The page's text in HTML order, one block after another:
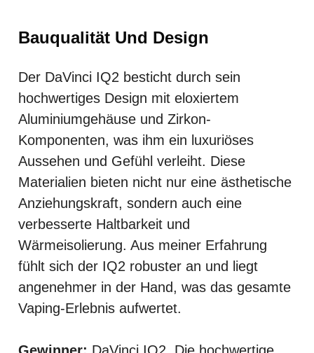
Bauqualität Und Design
Der DaVinci IQ2 besticht durch sein
hochwertiges Design mit eloxiertem
Aluminiumgehäuse und Zirkon-
Komponenten, was ihm ein luxuriöses
Aussehen und Gefühl verleiht. Diese
Materialien bieten nicht nur eine ästhetische
Anziehungskraft, sondern auch eine
verbesserte Haltbarkeit und
Wärmeisolierung. Aus meiner Erfahrung
fühlt sich der IQ2 robuster an und liegt
angenehmer in der Hand, was das gesamte
Vaping-Erlebnis aufwertet.